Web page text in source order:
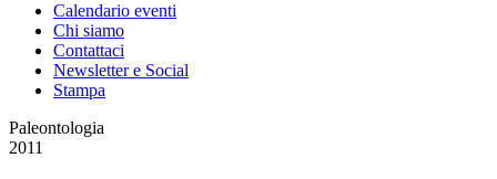
Calendario eventi
Chi siamo
Contattaci
Newsletter e Social
Stampa
Paleontologia
2011